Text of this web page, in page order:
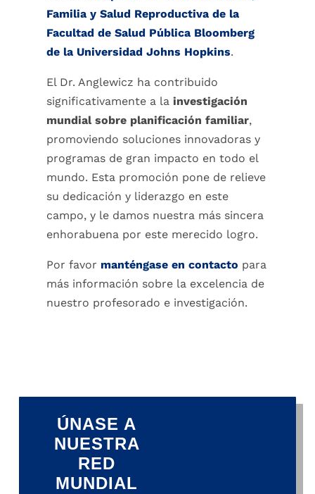
Familia y Salud Reproductivade la
Facultad de Salud Pública Bloomberg
de la Universidad Johns Hopkins.
El Dr. Anglewicz ha contribuido
significativamente a lainvestigación
mundial sobre planificación familiar,
promoviendo soluciones innovadoras y
programas de gran impacto en todo el
mundo. Esta promoción pone de relieve
su dedicación y liderazgo en este
campo, y le damos nuestra más sincera
enhorabuena por este merecido logro.
Por favor manténgase en contacto para
más información sobre la excelencia de
nuestro profesorado e investigación.
ÚNASE A
NUESTRA
RED
MUNDIAL